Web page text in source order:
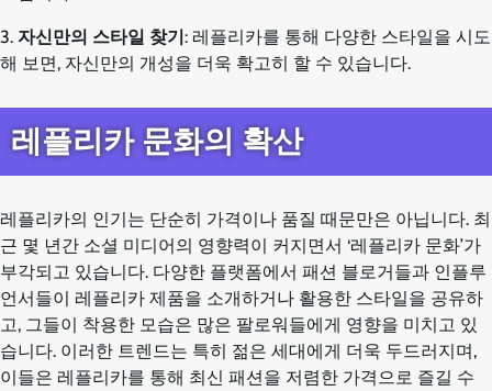
3. 자신만의 스타일 찾기: 레플리카를 통해 다양한 스타일을 시도
해 보면, 자신만의 개성을 더욱 확고히 할 수 있습니다.
레플리카 문화의 확산
레플리카의 인기는 단순히 가격이나 품질 때문만은 아닙니다. 최
근 몇 년간 소셜 미디어의 영향력이 커지면서 ‘레플리카 문화’가
부각되고 있습니다. 다양한 플랫폼에서 패션 블로거들과 인플루
언서들이 레플리카 제품을 소개하거나 활용한 스타일을 공유하
고, 그들이 착용한 모습은 많은 팔로워들에게 영향을 미치고 있
습니다. 이러한 트렌드는 특히 젊은 세대에게 더욱 두드러지며,
이들은 레플리카를 통해 최신 패션을 저렴한 가격으로 즐길 수